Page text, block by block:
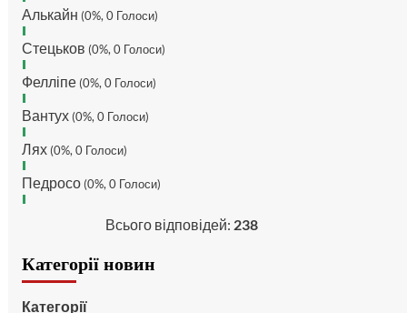
на сайті. Вірю що чат і сайт
загалом буде ще
активніший з часом)
Мельниченко я думаю це
трансляцію товарняка з
https://www.youtube.com/live/Qb1ebGeOfZ8?
А ще на сайті
SVAT :Hatsyk А як зробити
Алькайн (0%, 0 Голоси)
Стецьков (0%, 0 Голоси)
Фелліпе (0%, 0 Голоси)
Вантух (0%, 0 Голоси)
Лях (0%, 0 Голоси)
Педросо (0%, 0 Голоси)
Всього відповідей: 238
Категорії новин
Категорії